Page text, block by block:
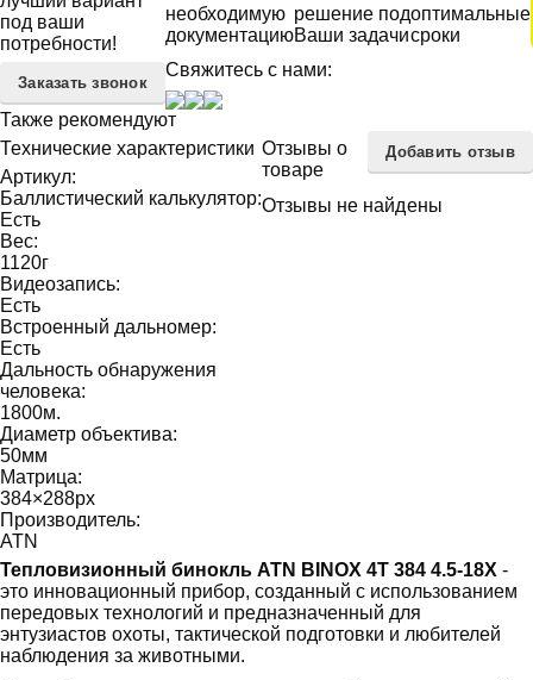
под ваши
потребности!
Заказать звонок
необходимую
документацию
решение под
Ваши задачи
оптимальные
сроки
Свяжитесь с нами:
Также рекомендуют
Технические характеристики
Артикул:
Баллистический калькулятор:
Есть
Вес:
1120г
Видеозапись:
Есть
Встроенный дальномер:
Есть
Дальность обнаружения
человека:
1800м.
Диаметр объектива:
50мм
Матрица:
384×288px
Производитель:
ATN
Отзывы о
товаре
Добавить отзыв
Отзывы не найдены
Тепловизионный бинокль ATN BINOX 4T 384 4.5-18X -
это инновационный прибор, созданный с использованием
передовых технологий и предназначенный для
энтузиастов охоты, тактической подготовки и любителей
наблюдения за животными.